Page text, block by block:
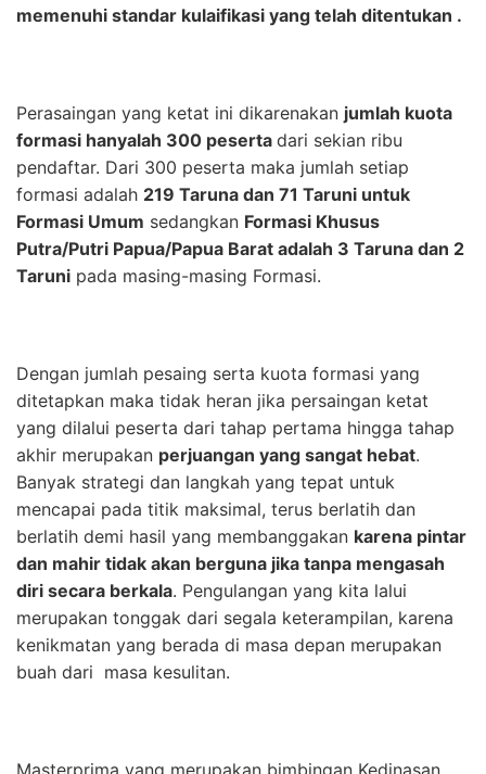
memenuhi standar kulaifikasi yang telah ditentukan .
Perasaingan yang ketat ini dikarenakan jumlah kuota
formasi hanyalah 300 peserta dari sekian ribu
pendaftar. Dari 300 peserta maka jumlah setiap
formasi adalah 219 Taruna dan 71 Taruni untuk
Formasi Umum sedangkan Formasi Khusus
Putra/Putri Papua/Papua Barat adalah 3 Taruna dan 2
Taruni pada masing-masing Formasi.
Dengan jumlah pesaing serta kuota formasi yang
ditetapkan maka tidak heran jika persaingan ketat
yang dilalui peserta dari tahap pertama hingga tahap
akhir merupakan perjuangan yang sangat hebat.
Banyak strategi dan langkah yang tepat untuk
mencapai pada titik maksimal, terus berlatih dan
berlatih demi hasil yang membanggakan karena pintar
dan mahir tidak akan berguna jika tanpa mengasah
diri secara berkala. Pengulangan yang kita lalui
merupakan tonggak dari segala keterampilan, karena
kenikmatan yang berada di masa depan merupakan
buah dari masa kesulitan.
Masterprima yang merupakan bimbingan Kedinasan